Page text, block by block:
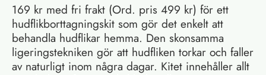
169 kr med fri frakt (Ord. pris 499 kr) för ett
hudflikborttagningskit som gör det enkelt att
behandla hudflikar hemma. Den skonsamma
ligeringstekniken gör att hudfliken torkar och faller
av naturligt inom några dagar. Kitet innehåller allt